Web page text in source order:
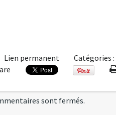
Lien permanent Catégories :
sont fermés.